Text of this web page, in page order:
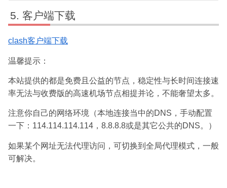
客户端下载
clash客户端下载
温馨提示：
本站提供的都是免费且公益的节点，稳定性与长时间连接速
率无法与收费版的高速机场节点相提并论，不能奢望太多。
注意你自己的网络环境（本地连接当中的DNS，手动配置
一下：114.114.114.114，8.8.8.8或是其它公共的DNS。）
如果某个网址无法代理访问，可切换到全局代理模式，一般
可解决。